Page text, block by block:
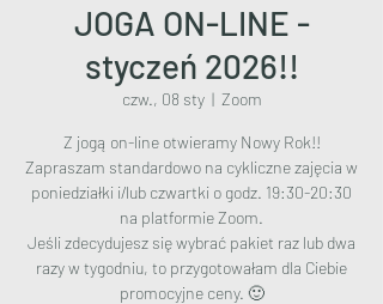
JOGA ON-LINE -
styczeń 2026!!
czw., 08 sty
  |
Zoom
Z jogą on-line otwieramy Nowy Rok!!
Zapraszam standardowo na cykliczne zajęcia w
poniedziałki i/lub czwartki o godz. 19:30-20:30
na platformie Zoom.
Jeśli zdecydujesz się wybrać pakiet raz lub dwa
razy w tygodniu, to przygotowałam dla Ciebie
promocyjne ceny. 🙂